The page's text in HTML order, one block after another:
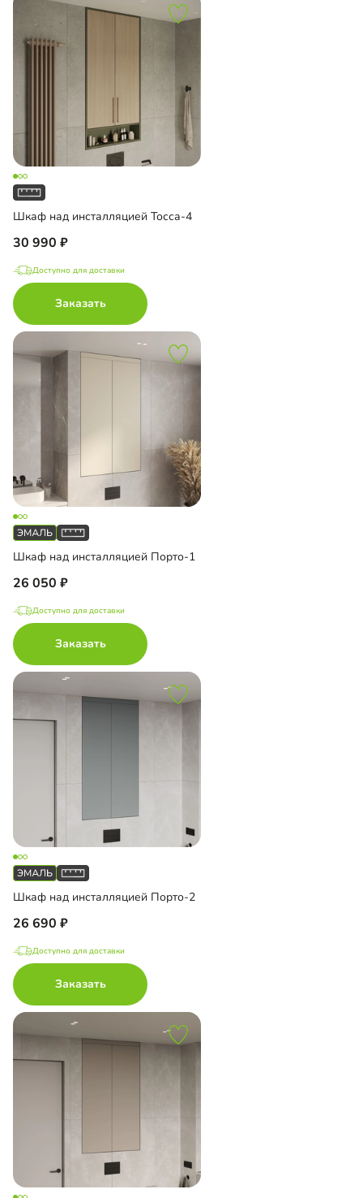
Шкаф над инсталляцией Тосса-4
30 990
Доступно для доставки
Заказать
Шкаф над инсталляцией Порто-1
26 050
Доступно для доставки
Заказать
Шкаф над инсталляцией Порто-2
26 690
Доступно для доставки
Заказать